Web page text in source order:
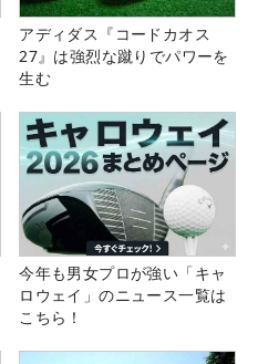
アディダス『コードカオス
27』は強烈な蹴りでパワーを
生む
今年も男女プロが強い「キャ
ロウェイ」のニュース一覧は
こちら！